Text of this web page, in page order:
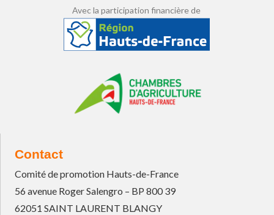
Avec la participation financière de
Contact
Comité de promotion Hauts-de-France
56 avenue Roger Salengro – BP 800 39
62051 SAINT LAURENT BLANGY